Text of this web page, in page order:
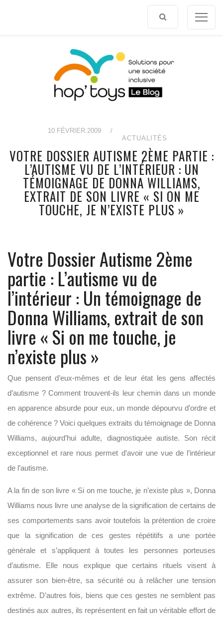
10 FÉVRIER 2009
/
ACTUALITÉS
VOTRE DOSSIER AUTISME 2ÈME PARTIE :
L’AUTISME VU DE L’INTÉRIEUR : UN
TÉMOIGNAGE DE DONNA WILLIAMS,
EXTRAIT DE SON LIVRE « SI ON ME
TOUCHE, JE N’EXISTE PLUS »
Votre Dossier Autisme 2ème
partie : L’autisme vu de
l’intérieur : Un témoignage de
Donna Williams, extrait de son
livre « Si on me touche, je
n’existe plus »
Que pensent d’eux-mêmes et de leur état les gens affectés
d’autisme ? Comment trouvent-ils leur chemin dans un monde
en apparence absurde pour eux, un monde dépourvu d’ordre et
de cohérence ? Voici quelques extraits du témoignage de Donna
Williams, aujourd’hui adulte, diagnostiquée autiste. Son récit
exceptionnel et rare nous permet d’avoir une vue de l’intérieur
de l’autisme.
A la fin de son livre « Si on me touche, je n’existe plus », Donna
Williams nous livre une analyse de la signification de certains de
ses comportements sans avoir toutefois la prétention de croire
que la signification de ces gestes répétitifs a une portée
générale et s’appliquent à toutes les personnes porteuses
d’autisme. Elle nous explique que certains rituels visent à
assurer son bien-être, sa sécurité ou à relâcher une tension
extrême. D’autres fois, biens que ces gestes ne semblent pas
destinés aux autres, ils représentent en fait un véritable effort de